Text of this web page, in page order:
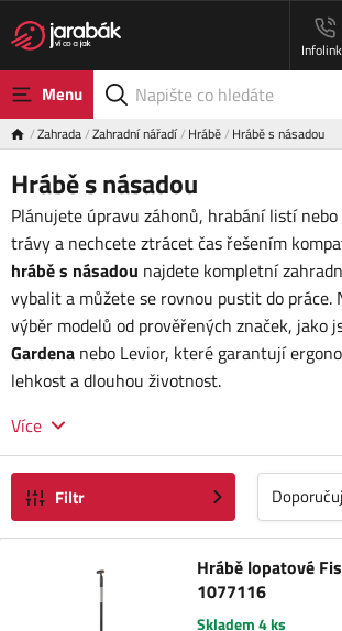
Menu
Zahrada Zahradní nářadí Hrábě Hrábě s násadou
Hrábě s násadou
Plánujete úpravu záhonů, hrabání listí
trávy a nechcete ztrácet čas řešením
hrábě s násadou najdete kompletní
vybalit a můžete se rovnou pustit do práce.
výběr modelů od prověřených značek, jako
Gardena nebo Levior, které garantují
lehkost a dlouhou životnost.
Více
Filtr
Hrábě lopatové
1077116
Skladem 4 ks